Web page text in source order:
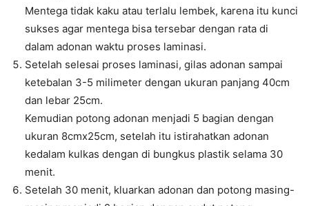
Mentega tidak kaku atau terlalu lembek, karena itu kunci
sukses agar mentega bisa tersebar dengan rata di
dalam adonan waktu proses laminasi.
Setelah selesai proses laminasi, gilas adonan sampai
ketebalan 3-5 milimeter dengan ukuran panjang 40cm
dan lebar 25cm.
Kemudian potong adonan menjadi 5 bagian dengan
ukuran 8cmx25cm, setelah itu istirahatkan adonan
kedalam kulkas dengan di bungkus plastik selama 30
menit.
Setelah 30 menit, kluarkan adonan dan potong masing-